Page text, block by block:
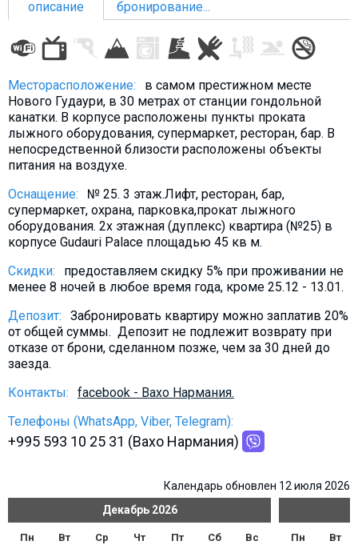
описание
бронирование...
Месторасположение:
в самом престижном месте
Нового Гудаури, в 30 метрах от станции гондольной
канатки. В корпусе расположены пункты проката
лыжного оборудования, супермаркет, ресторан, бар. В
непосредственной близости расположены объекты
питания на воздухе.
Оснащение:
№ 25. 3 этаж.Лифт, ресторан, бар,
супермаркет, охрана, парковка,прокат лыжного
оборудования. 2х этажная (дуплекс) квартира (№25) в
корпусе Gudauri Palace площадью 45 кв м.
Скидки:
предоставляем скидку 5% при проживании не
менее 8 ночей в любое время года, кроме 25.12 - 13.01.
Депозит:
Забронировать квартиру можно заплатив 20%
от общей суммы. Депозит не подлежит возврату при
отказе от брони, сделанном позже, чем за 30 дней до
заезда.
Контакты:
facebook - Вахо Нармания.
Телефоны (WhatsApp, Viber, Telegram):
+995 593 10 25 31 (Вахо Нармания)
Календарь обновлен 12 июля 2026
Декабрь 2026
Пн Вт Ср Чт Пт Сб Вс Пн Вт
ПРОЖИВАНИЕ
Квартиры
Коттеджи
Отели
Горячие предложения
Долгосрочная аренда
Казбеги
ГРУЗИЯ
О Грузии
Визы и Документы
Деньги
Мобильная связь
Галерея
Безопасность